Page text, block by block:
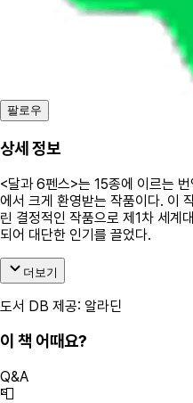
팔로우
상세 정보
<달과 6펜스>는 15종에 이르는
에서 크게 환영받는 작품이다. 이
린 결정적인 작품으로 제1차 세계
되어 대단한 인기를 끌었다.
더보기
도서 DB 제공: 알라딘
이 책 어때요?
Q&A
📮